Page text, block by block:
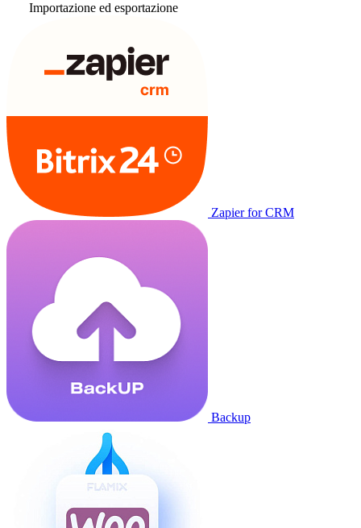
Importazione ed esportazione
Zapier for CRM
Backup